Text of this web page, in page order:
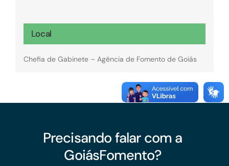
Local
Chefia de Gabinete – Agência de Fomento de Goiás
Precisando falar com a
GoiásFomento?